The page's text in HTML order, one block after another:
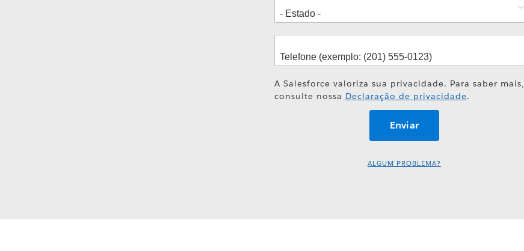
A Salesforce valoriza sua privacidade. Para saber mais,
consulte nossa Declaração de privacidade.
ALGUM PROBLEMA?